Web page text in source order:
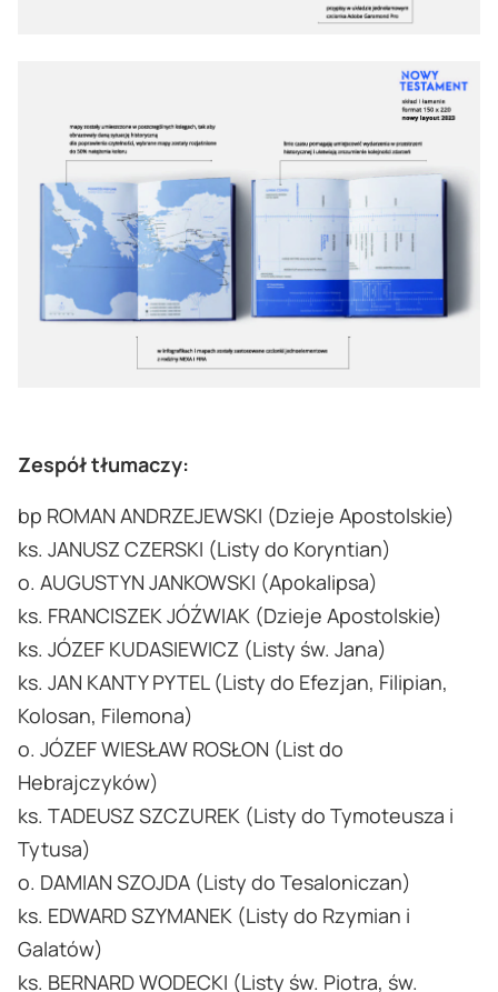
Zespół tłumaczy:
bp ROMAN ANDRZEJEWSKI (Dzieje Apostolskie)
ks. JANUSZ CZERSKI (Listy do Koryntian)
o. AUGUSTYN JANKOWSKI (Apokalipsa)
ks. FRANCISZEK JÓŹWIAK (Dzieje Apostolskie)
ks. JÓZEF KUDASIEWICZ (Listy św. Jana)
ks. JAN KANTY PYTEL (Listy do Efezjan, Filipian,
Kolosan, Filemona)
o. JÓZEF WIESŁAW ROSŁON (List do
Hebrajczyków)
ks. TADEUSZ SZCZUREK (Listy do Tymoteusza i
Tytusa)
o. DAMIAN SZOJDA (Listy do Tesaloniczan)
ks. EDWARD SZYMANEK (Listy do Rzymian i
Galatów)
ks. BERNARD WODECKI (Listy św. Piotra, św.